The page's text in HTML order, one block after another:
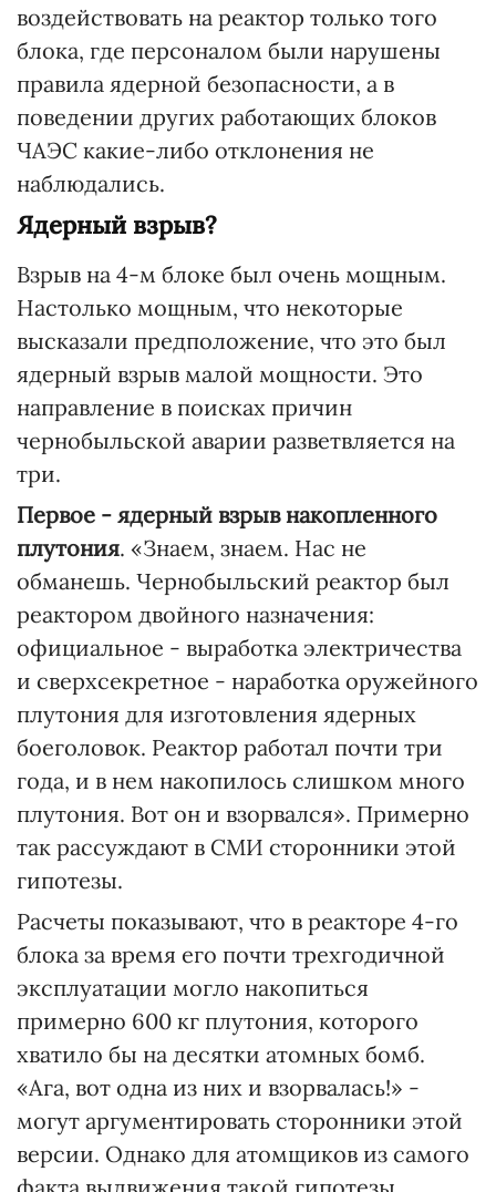
воздействовать на реактор только того
блока, где персоналом были нарушены
правила ядерной безопасности, а в
поведении других работающих блоков
ЧАЭС какие-либо отклонения не
наблюдались.
Ядерный взрыв?
Взрыв на 4-м блоке был очень мощным.
Настолько мощным, что некоторые
высказали предположение, что это был
ядерный взрыв малой мощности. Это
направление в поисках причин
чернобыльской аварии разветвляется на
три.
Первое - ядерный взрыв накопленного
плутония. «Знаем, знаем. Нас не
обманешь. Чернобыльский реактор был
реактором двойного назначения:
официальное - выработка электричества
и сверхсекретное - наработка оружейного
плутония для изготовления ядерных
боеголовок. Реактор работал почти три
года, и в нем накопилось слишком много
плутония. Вот он и взорвался». Примерно
так рассуждают в СМИ сторонники этой
гипотезы.
Расчеты показывают, что в реакторе 4-го
блока за время его почти трехгодичной
эксплуатации могло накопиться
примерно 600 кг плутония, которого
хватило бы на десятки атомных бомб.
«Ага, вот одна из них и взорвалась!» -
могут аргументировать сторонники этой
версии. Однако для атомщиков из самого